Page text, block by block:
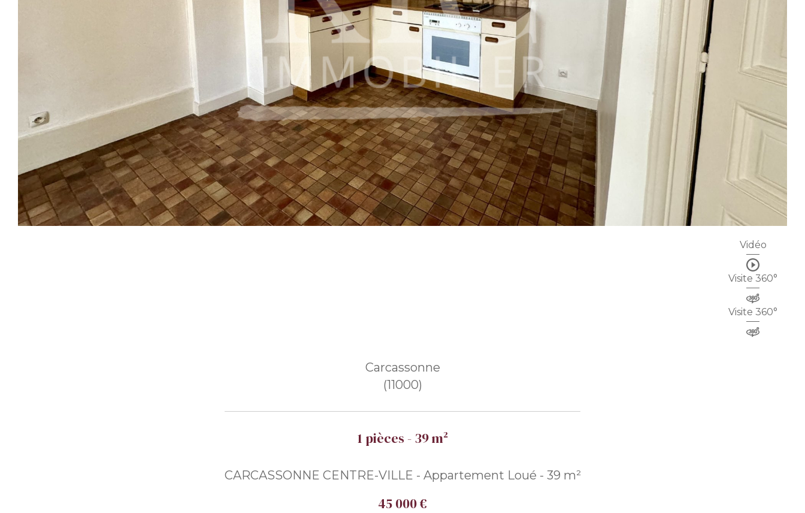
Vidéo
Visite 360°
Visite 360°
Carcassonne
(11000)
1 pièces - 39 m²
CARCASSONNE CENTRE-VILLE - Appartement Loué - 39 m²
45 000 €